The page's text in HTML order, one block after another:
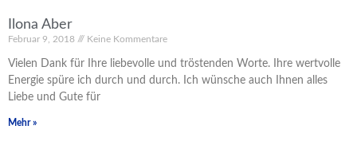
Ilona Aber
Februar 9, 2018 Keine Kommentare
Vielen Dank für Ihre liebevolle und tröstenden Worte. Ihre wertvolle
Energie spüre ich durch und durch. Ich wünsche auch Ihnen alles
Liebe und Gute für
Mehr »